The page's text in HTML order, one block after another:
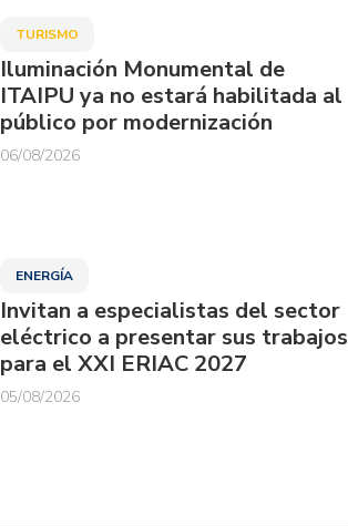
TURISMO
Iluminación Monumental de
ITAIPU ya no estará habilitada al
público por modernización
06/08/2026
ENERGÍA
Invitan a especialistas del sector
eléctrico a presentar sus trabajos
para el XXI ERIAC 2027
05/08/2026